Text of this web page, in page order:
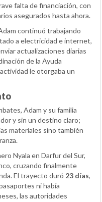
falta de financiación, con
asegurados hasta ahora.
continuó trabajando
a electricidad e internet,
actualizaciones diarias
de la Ayuda
le otorgaba un
Adam y su familia
y sin un destino claro;
materiales sino también
Nyala en Darfur del Sur,
cruzando finalmente
El trayecto duró 23 días,
ni había
las autoridades